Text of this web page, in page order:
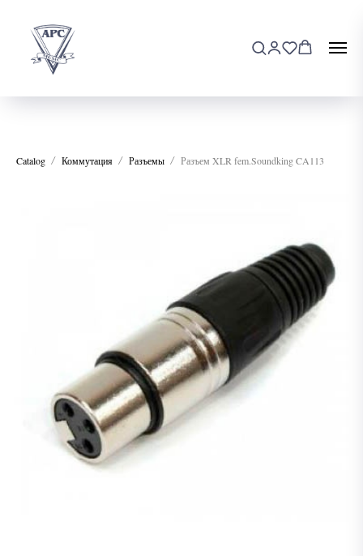
Catalog Коммутация Разъемы Разъем XLR fem.Soundking CA113